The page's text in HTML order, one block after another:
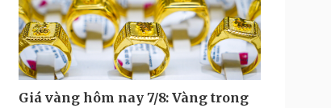
Giá vàng hôm nay 7/8: Vàng trong